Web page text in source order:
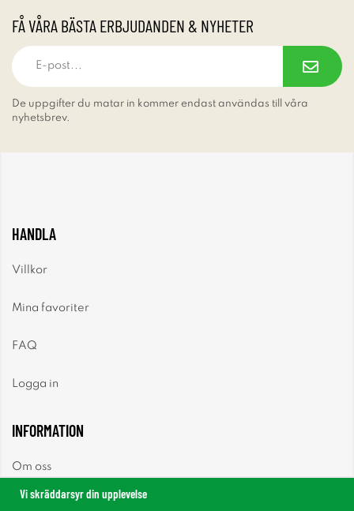
FÅ VÅRA BÄSTA ERBJUDANDEN & NYHETER
De uppgifter du matar in kommer endast användas till våra
nyhetsbrev.
HANDLA
Villkor
Mina favoriter
FAQ
Logga in
INFORMATION
Om oss
Vi skräddarsyr din upplevelse